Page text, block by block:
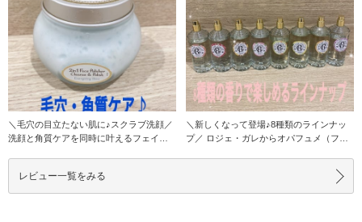
＼毛穴の目立たない肌に♪スクラブ洗顔／
洗顔と角質ケアを同時に叶えるフェイス
＼新しくなって登場♪8種類のラインナッ
プ／ ロジェ・ガレからオパフュメ（フレ
レビュー一覧をみる